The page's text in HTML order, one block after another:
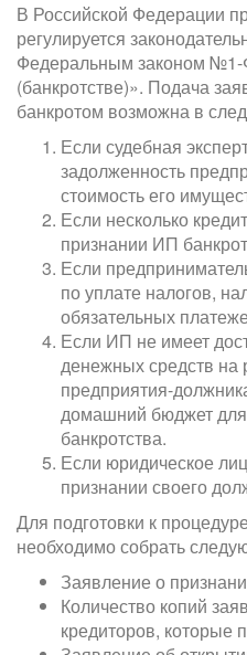
В Российской Федерации
регулируется
Федеральным законом №1-
(банкротстве)». Подача
банкротом возможна в
Если судебная
задолженность
стоимость его
Если несколько
признании ИП
Если
по уплате налогов,
обязательных
Если ИП не имеет
денежных средств на
предприятия-
домашний бюджет
банкротства.
Если юридическое
признании своего
Для подготовки к
необходимо собрать
Заявление о
Количество копий
кредиторов, которые